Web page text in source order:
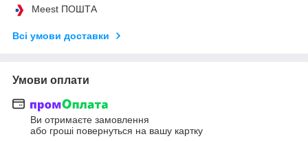
Meest ПОШТА
Всі умови доставки
Умови оплати
Ви отримаєте замовлення
або гроші повернуться на вашу картку